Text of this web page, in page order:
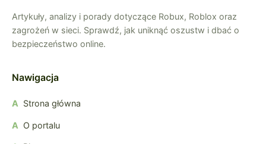
Artykuły, analizy i porady dotyczące Robux, Roblox oraz
zagrożeń w sieci. Sprawdź, jak uniknąć oszustw i dbać o
bezpieczeństwo online.
Nawigacja
Strona główna
O portalu